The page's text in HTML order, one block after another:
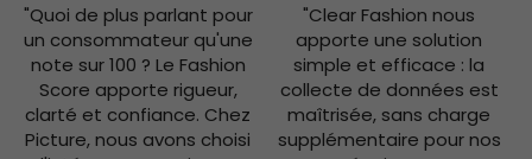
"Quoi de plus parlant pour
un consommateur qu'une
note sur 100 ? Le Fashion
Score apporte rigueur,
clarté et confiance. Chez
Picture, nous avons choisi
"Clear Fashion nous
apporte une solution
simple et efficace : la
collecte de données est
maîtrisée, sans charge
supplémentaire pour nos